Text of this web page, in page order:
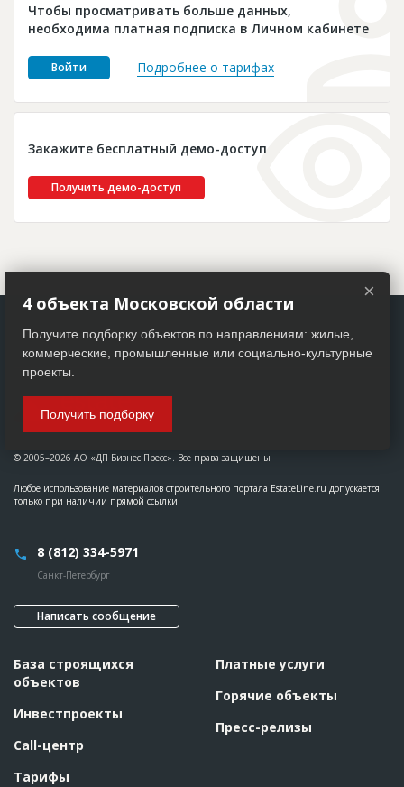
Платные услуги
Пресс-релизы
Чтобы просматривать больше данных,
необходима платная подписка в Личном кабинете
Войти Подробнее о тарифах
Закажите бесплатный демо-доступ
Получить демо-доступ
© 2005–2026 АО «ДП Бизнес Пресс». Все права защищены
Любое использование материалов строительного портала EstateLine.ru допускается
только при наличии прямой ссылки.
8 (812) 334-5971
Санкт-Петербург
Написать сообщение
База строящихся
объектов
Инвестпроекты
Call-центр
Тарифы
Платные услуги
Горячие объекты
Пресс-релизы
×
4 объекта Московской области
Получите подборку объектов по направлениям: жилые,
коммерческие, промышленные или социально-культурные
проекты.
Получить подборку